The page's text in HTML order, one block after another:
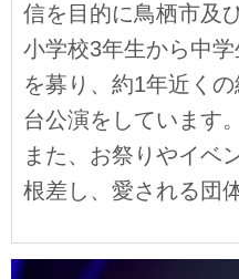
信を目的に鳥栖市及
小学校3年生から中
を募り、 約1年近く
台公演をしています。
また、お祭りやイベ
根差し、愛される団